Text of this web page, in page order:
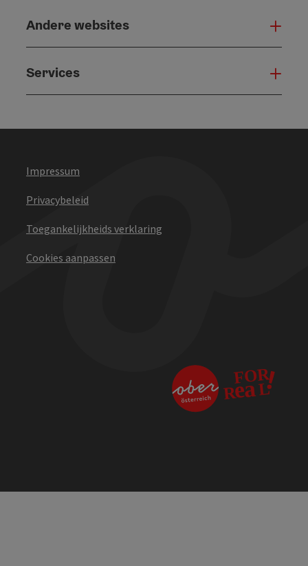
Andere websites
Services
Impressum
Privacybeleid
Toegankelijkheids verklaring
Cookies aanpassen